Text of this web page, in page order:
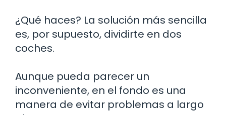
¿Qué haces? La solución más sencilla
es, por supuesto, dividirte en dos
coches.
Aunque pueda parecer un
inconveniente, en el fondo es una
manera de evitar problemas a largo